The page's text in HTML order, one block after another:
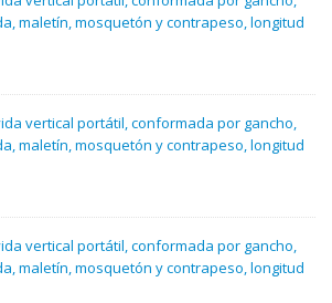
maletín, mosquetón y contrapeso, longitud
vertical portátil, conformada por gancho,
maletín, mosquetón y contrapeso, longitud
vertical portátil, conformada por gancho,
maletín, mosquetón y contrapeso, longitud